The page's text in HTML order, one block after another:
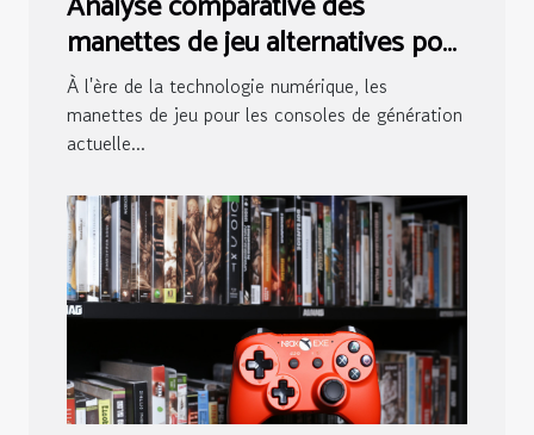
manettes de jeu alternatives pour
consoles de génération actuelle
À l'ère de la technologie numérique, les
manettes de jeu pour les consoles de génération
actuelle...